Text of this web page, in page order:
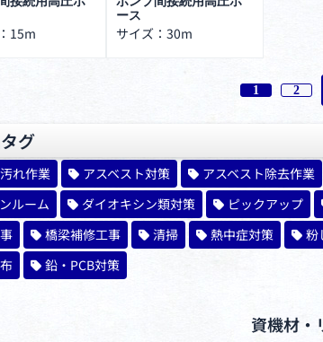
15m
ース
サイズ：30m
1 2
グ
れ作業 アスベスト対策 アスベスト除去作業
ルーム
ダイオキシン類対策 ピックアップ
橋梁補修工事 清掃 熱中症対策 粉
鉛・PCB対策
資機材・